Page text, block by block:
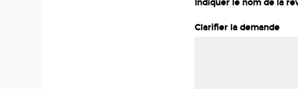
Indiquer le nom de la
Clarifier la demande